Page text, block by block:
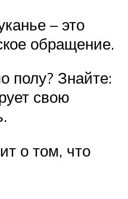
– это
обращение.
полу? Знайте:
свою
о том, что